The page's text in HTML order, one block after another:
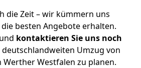
die Zeit – wir kümmern uns
besten Angebote erhalten.
kontaktieren Sie uns noch
Umzug von
Westfalen zu planen.